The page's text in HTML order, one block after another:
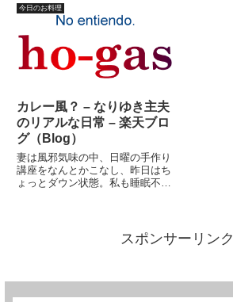
ないような気がしてきました。乱
暴な書き方の上にいい加減な書き
方過ぎ？と反省も「少しだけ」し
ております。先ず、何人前なのか
よ...
今日のお料理
カレー風？ – なりゆき主夫
のリアルな日常 – 楽天ブロ
グ（Blog）
妻は風邪気味の中、日曜の手作り
講座をなんとかこなし、昨日はち
ょっとダウン状態。私も睡眠不足
す。午後はちょっと寝る。そうこ
うしているうちに、小学校１年のスポンサーリンク